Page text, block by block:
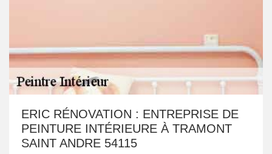
ERIC RÉNOVATION : ENTREPRISE DE
PEINTURE INTÉRIEURE À TRAMONT
SAINT ANDRE 54115